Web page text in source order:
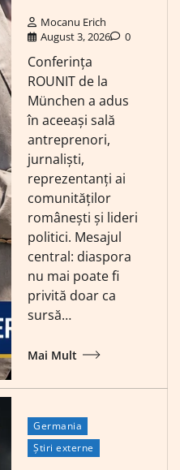
Mocanu Erich
August 3, 2026
0
Conferința
ROUNIT de la
München a adus
în aceeași sală
antreprenori,
jurnaliști,
reprezentanți ai
comunităților
românești și lideri
politici. Mesajul
central: diaspora
nu mai poate fi
privită doar ca
sursă…
Mai Mult
Germania
Știri externe